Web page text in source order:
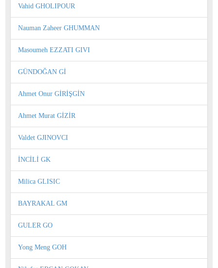
Vahid GHOLIPOUR
Nauman Zaheer GHUMMAN
Masoumeh EZZATI GIVI
GÜNDOĞAN Gİ
Ahmet Onur GİRİŞGİN
Ahmet Murat GİZİR
Valdet GJINOVCI
İNCİLİ GK
Milica GLISIC
BAYRAKAL GM
GULER GO
Yong Meng GOH